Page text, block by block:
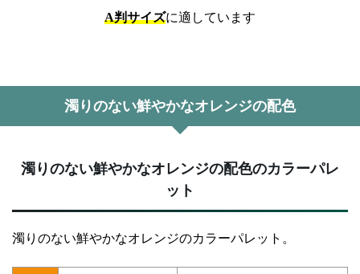
A判サイズに適しています
濁りのない鮮やかなオレンジの配色
濁りのない鮮やかなオレンジの配色のカラーパレ
ット
濁りのない鮮やかなオレンジのカラーパレット。